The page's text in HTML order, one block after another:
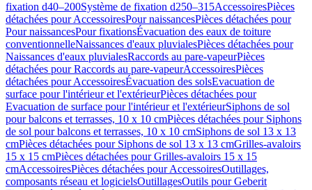
fixation d40–200Système de fixation d250–315AccessoiresPièces
détachées pour AccessoiresPour naissancesPièces détachées pour
Pour naissancesPour fixationsÉvacuation des eaux de toiture
conventionnelleNaissances d'eaux pluvialesPièces détachées pour
Naissances d'eaux pluvialesRaccords au pare-vapeurPièces
détachées pour Raccords au pare-vapeurAccessoiresPièces
détachées pour AccessoiresÉvacuation des solsEvacuation de
surface pour l'intérieur et l'extérieurPièces détachées pour
Evacuation de surface pour l'intérieur et l'extérieurSiphons de sol
pour balcons et terrasses, 10 x 10 cmPièces détachées pour Siphons
de sol pour balcons et terrasses, 10 x 10 cmSiphons de sol 13 x 13
cmPièces détachées pour Siphons de sol 13 x 13 cmGrilles-avaloirs
15 x 15 cmPièces détachées pour Grilles-avaloirs 15 x 15
cmAccessoiresPièces détachées pour AccessoiresOutillages,
composants réseau et logicielsOutillagesOutils pour Geberit